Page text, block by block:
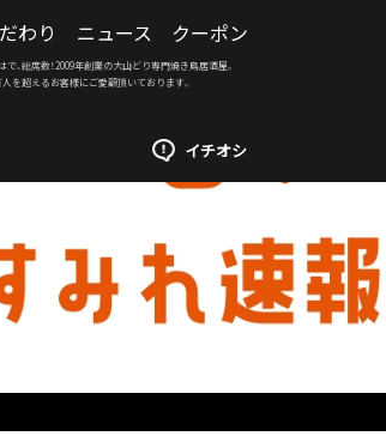
わり ニュース クーポン
、総席数！2009年創業の大山どり専門焼き鳥居酒屋。
人を超えるお客様にご愛顧頂いております。
イチオシ